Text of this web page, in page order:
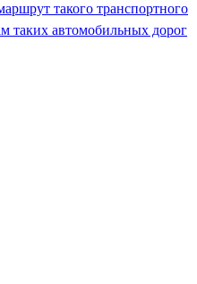
такого транспортного
таких автомобильных дорог